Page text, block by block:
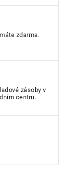
zdarma.
zásoby v
centru.